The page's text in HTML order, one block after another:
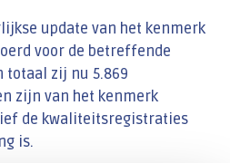
update van het kenmerk
voor de betreffende
zij nu 5.869
zijn van het kenmerk
de kwaliteitsregistraties
is.